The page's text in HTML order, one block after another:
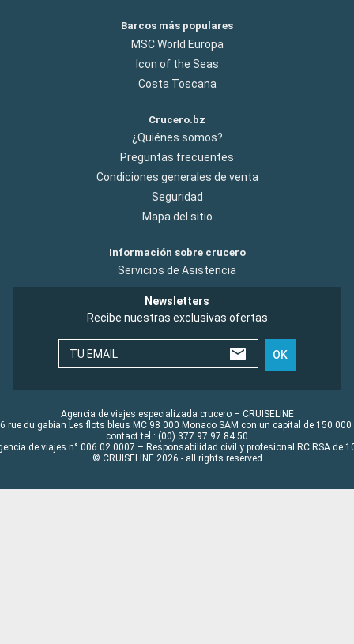
Barcos más populares
MSC World Europa
Icon of the Seas
Costa Toscana
Crucero.bz
¿Quiénes somos?
Preguntas frecuentes
Condiciones generales de venta
Seguridad
Mapa del sitio
Información sobre crucero
Servicios de Asistencia
Newsletters
Recibe nuestras exclusivas ofertas
TU EMAIL OK
Agencia de viajes especializada crucero – CRUISELINE
rue du gabian Les flots bleus MC 98 000 Monaco SAM con un capital de 150 000
contact tel : (00) 377 97 97 84 50
de viajes n° 006 02 0007 – Responsabilidad civil y profesional RC RSA de
© CRUISELINE 2026 - all rights reserved